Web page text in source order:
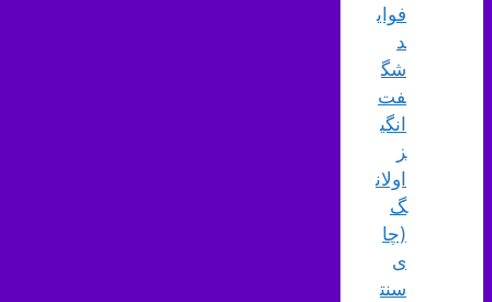
فوای
د
شگ
فت‌
انگی
ز
اولان
گ
(چا
ی
سنت